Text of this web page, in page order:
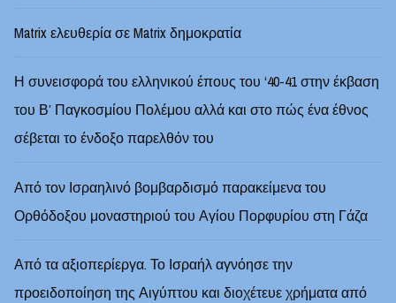
Matrix ελευθερία σε Matrix δημοκρατία
Η συνεισφορά του ελληνικού έπους του ‘40-41 στην έκβαση
του Β’ Παγκοσμίου Πολέμου αλλά και στο πώς ένα έθνος
σέβεται το ένδοξο παρελθόν του
Από τον Ισραηλινό βομβαρδισμό παρακείμενα του
Ορθόδοξου μοναστηριού του Αγίου Πορφυρίου στη Γάζα
Από τα αξιοπερίεργα. Το Ισραήλ αγνόησε την
προειδοποίηση της Αιγύπτου και διοχέτευε χρήματα από